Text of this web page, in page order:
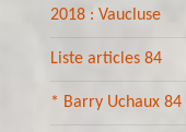
2018 : Vaucluse
Liste articles 84
* Barry Uchaux 84